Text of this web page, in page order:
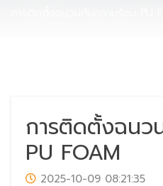
การติดตั้งฉนว
PU FOAM
2025-10-09 08:21:35